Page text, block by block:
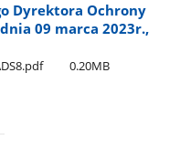
Dyrektora Ochrony
09 marca 2023r.,
0.20MB